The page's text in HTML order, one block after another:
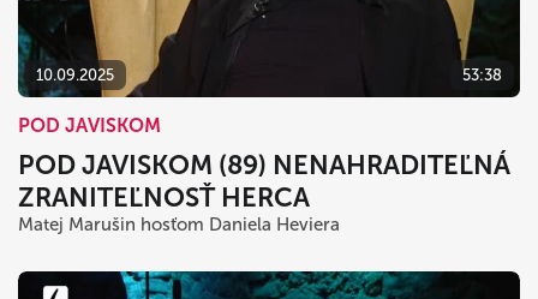
10.09.2025 53:38
POD JAVISKOM
POD JAVISKOM (89) NENAHRADITEĽNÁ
ZRANITEĽNOSŤ HERCA
Matej Marušin hosťom Daniela Heviera